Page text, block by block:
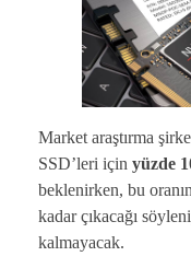
Market araştırma
SSD’leri için yüzde
beklenirken, bu
kadar çıkacağı
kalmayacak.